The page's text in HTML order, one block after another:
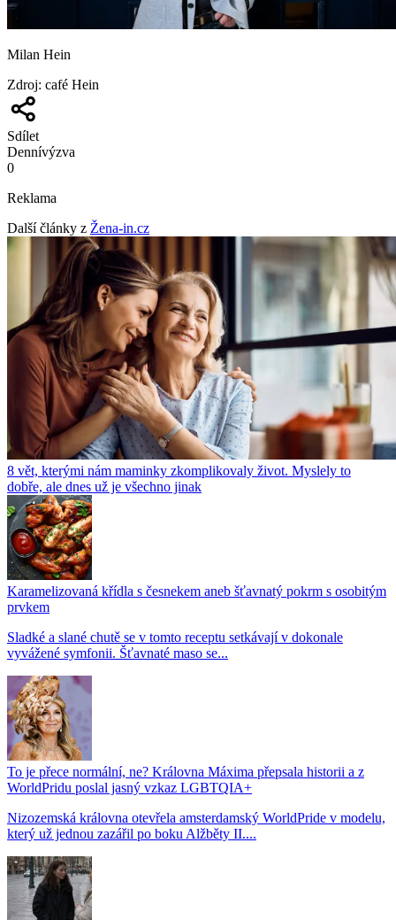
Milan Hein
Zdroj: café Hein
Sdílet
Dennívýzva
0
Reklama
Další články z Žena-in.cz
8 vět, kterými nám maminky zkomplikovaly život. Myslely to
dobře, ale dnes už je všechno jinak
Karamelizovaná křídla s česnekem aneb šťavnatý pokrm s osobitým
prvkem
Sladké a slané chutě se v tomto receptu setkávají v dokonale
vyvážené symfonii. Šťavnaté maso se...
To je přece normální, ne? Královna Máxima přepsala historii a z
WorldPridu poslal jasný vzkaz LGBTQIA+
Nizozemská královna otevřela amsterdamský WorldPride v modelu,
který už jednou zazářil po boku Alžběty II....